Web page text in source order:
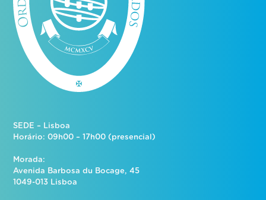
SEDE – Lisboa
Horário: 09h00 – 17h00 (presencial)
Morada:
Avenida Barbosa du Bocage, 45
1049-013 Lisboa